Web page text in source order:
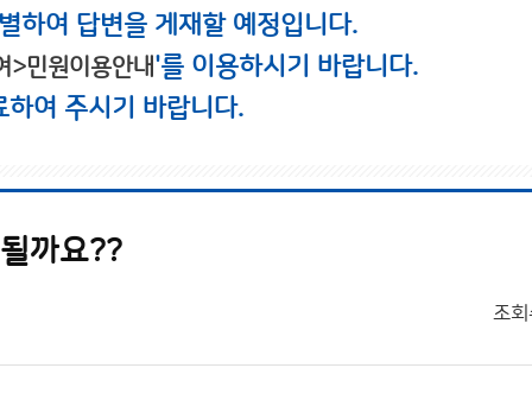
하여 답변을 게재할 예정입니다.
>민원이용안내'를 이용하시기 바랍니다.
여 주시기 바랍니다.
까요??
조회